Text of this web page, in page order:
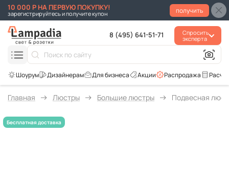
10 000 Р НА ПЕРВУЮ ПОКУПКУ!
зарегистрируйтесь и получите купон получить
8 (495) 641-51-71
Спросить
эксперта
Распродажа
Акции
Для бизнеса
Главная Люстры Большие люстры Подвесная